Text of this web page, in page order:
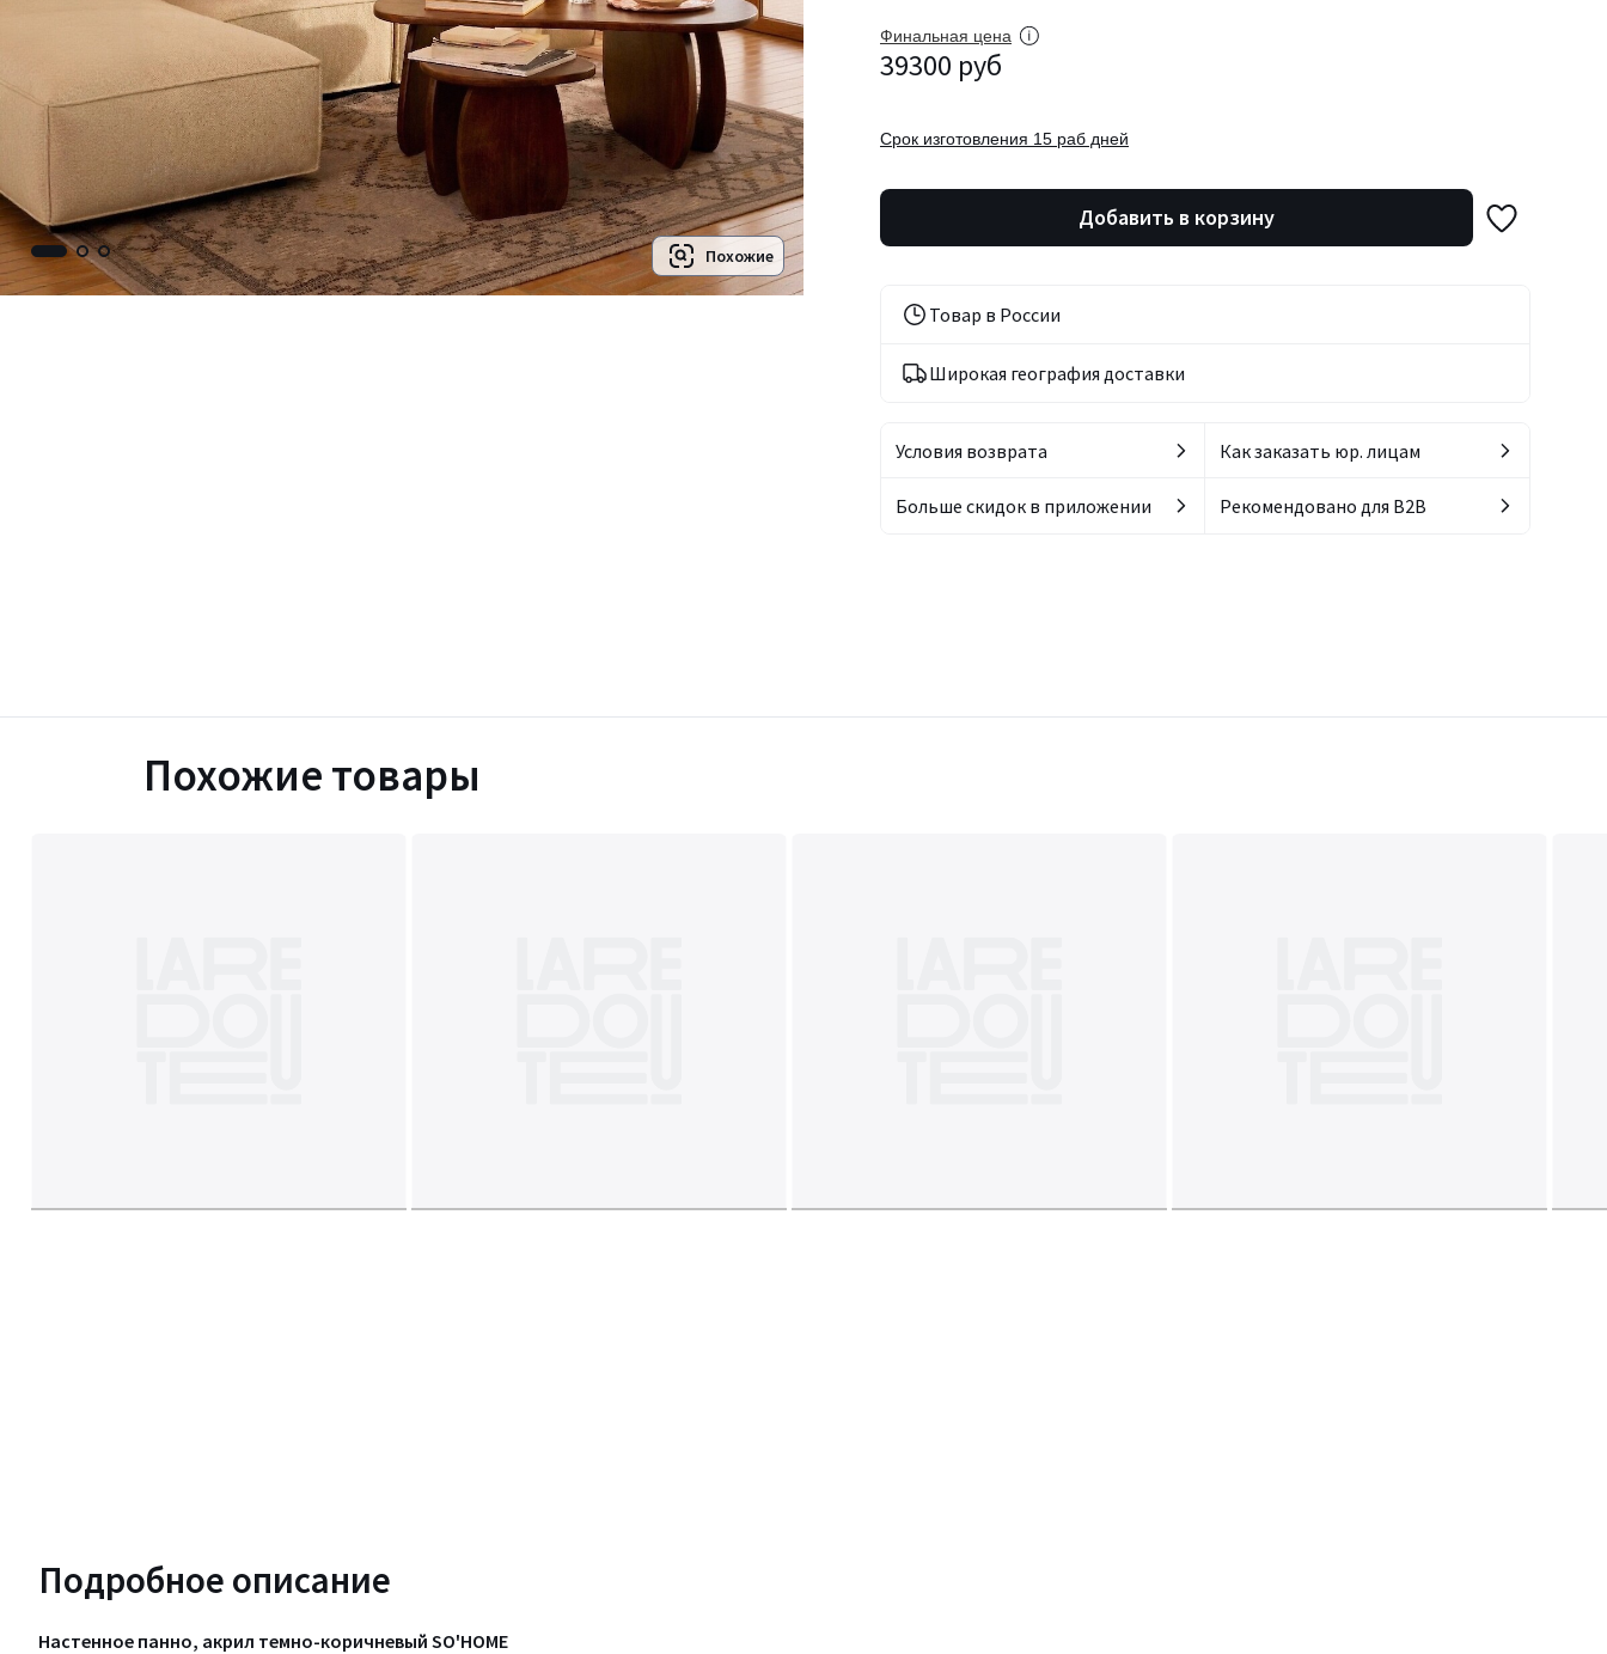
Похожие
Финальная цена
39300 руб
Cрок изготовления 15 раб дней
Добавить в корзину
Товар в России
Широкая география доставки
Условия возврата Как заказать юр. лицам
Больше скидок в приложении Рекомендовано для B2B
Похожие товары
Подробное описание
Настенное панно, акрил темно-коричневый SO'HOME